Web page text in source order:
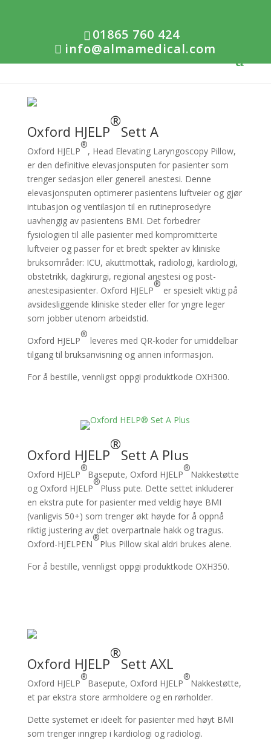
01865 760 424
info@almamedical.com
Oxford HJELP
®
Sett A
Oxford HJELP
®
, Head Elevating Laryngoscopy Pillow,
er den definitive elevasjonsputen for pasienter som
trenger sedasjon eller generell anestesi. Denne
elevasjonsputen optimerer pasientens luftveier og gjør
intubasjon og ventilasjon til en rutineprosedyre
uavhengig av pasientens BMI. Det forbedrer
fysiologien til alle pasienter med kompromitterte
luftveier og passer for et bredt spekter av kliniske
bruksområder: ICU, akuttmottak, radiologi, kardiologi,
obstetrikk, dagkirurgi, regional anestesi og post-
anestesipasienter. Oxford HJELP
®
er spesielt viktig på
avsidesliggende kliniske steder eller for yngre leger
som jobber utenom arbeidstid.
Oxford HJELP
®
leveres med QR-koder for umiddelbar
tilgang til bruksanvisning og annen informasjon.
For å bestille, vennligst oppgi produktkode OXH300.
Oxford HJELP
®
Sett A Plus
Oxford HJELP
®
Basepute, Oxford HJELP
®
Nakkestøtte
og Oxford HJELP
®
Pluss pute. Dette settet inkluderer
en ekstra pute for pasienter med veldig høye BMI
(vanligvis 50+) som trenger økt høyde for å oppnå
riktig justering av det overpartnale hakk og tragus.
Oxford-HJELPEN
®
Plus Pillow skal aldri brukes alene.
For å bestille, vennligst oppgi produktkode OXH350.
Oxford HJELP
®
Sett AXL
Oxford HJELP
®
Basepute, Oxford HJELP
®
Nakkestøtte,
et par ekstra store armholdere og en rørholder.
Dette systemet er ideelt for pasienter med høyt BMI
som trenger inngrep i kardiologi og radiologi.